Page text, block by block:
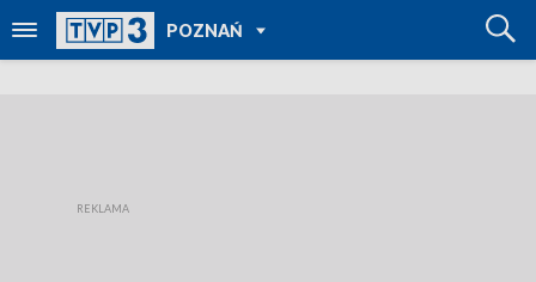
POZNAŃ
POWRÓT DO
TVP REGIONY